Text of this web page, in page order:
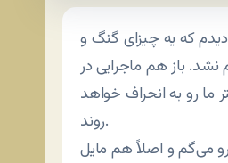
دیدم که یه چیزای گنگ و
نشد. باز هم ماجرایی در
رو به انحراف خواهد
روند.
می‌گم و اصلاً هم مایل